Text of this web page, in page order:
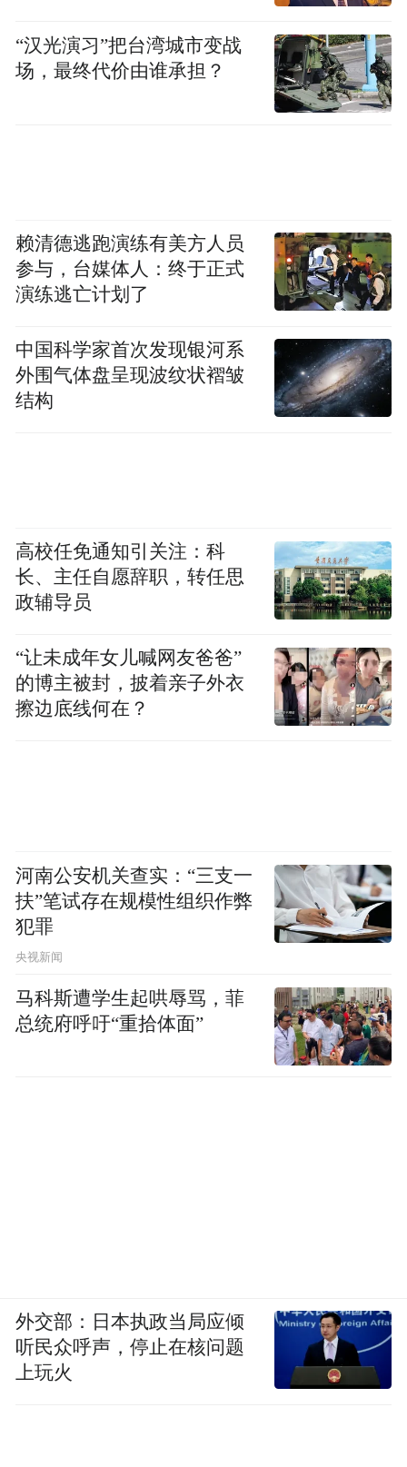
“特别声明：以上作品内容(包括在内的视频、图片或音
频)为凤凰网旗下自媒体平台“大风号”用户上传并发
布，本平台仅提供信息存储空间服务。
“汉光演习”把台湾城市变战
场，最终代价由谁承担？
赖清德逃跑演练有美方人员
参与，台媒体人：终于正式
演练逃亡计划了
中国科学家首次发现银河系
外围气体盘呈现波纹状褶皱
结构
高校任免通知引关注：科
长、主任自愿辞职，转任思
政辅导员
“让未成年女儿喊网友爸爸”
的博主被封，披着亲子外衣
擦边底线何在？
河南公安机关查实：“三支一
扶”笔试存在规模性组织作弊
犯罪
央视新闻
马科斯遭学生起哄辱骂，菲
总统府呼吁“重拾体面”
外交部：日本执政当局应倾
听民众呼声，停止在核问题
上玩火